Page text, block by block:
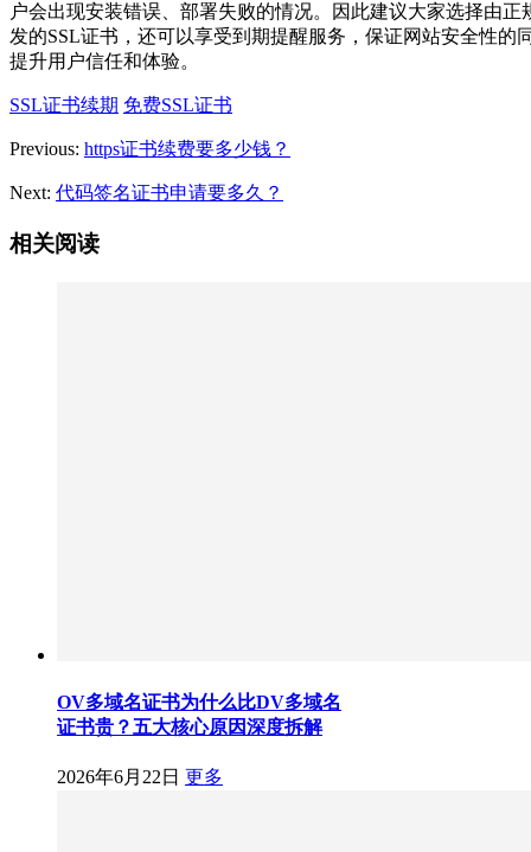
户会出现安装错误、部署失败的情况。因此建议大家选择由正
发的SSL证书，还可以享受到期提醒服务，保证网站安全性的
提升用户信任和体验。
SSL证书续期 免费SSL证书
Previous: https证书续费要多少钱？
Next: 代码签名证书申请要多久？
相关阅读
OV多域名证书为什么比DV多域名
证书贵？五大核心原因深度拆解
2026年6月22日 更多